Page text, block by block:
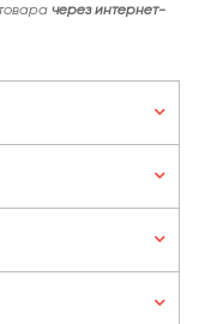
через интернет-